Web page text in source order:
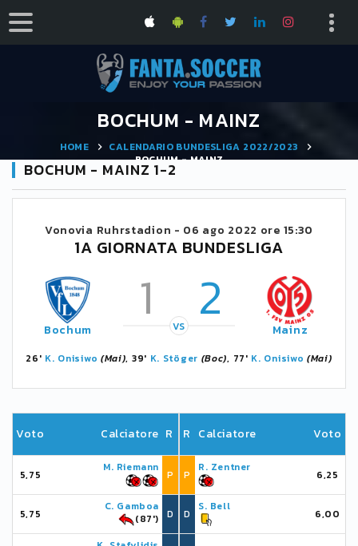
BOCHUM - MAINZ
HOME
CALENDARIO BUNDESLIGA 2022/2023
BOCHUM - MAINZ
BOCHUM - MAINZ 1-2
Vonovia Ruhrstadion - 06 ago 2022 ore 15:30
1A GIORNATA BUNDESLIGA
Bochum 1 2
VS Mainz
26' K. Onisiwo (Mai), 39' K. Stöger (Boc), 77' K. Onisiwo (Mai)
Voto Calciatore R
5,75
M. Riemann
P
5,75
C. Gamboa
(87')
D
R Calciatore Voto
P
R. Zentner
6,25
D
S. Bell
6,00